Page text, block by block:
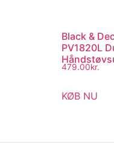
Black &
PV1820L
479.00kr.
KØB NU